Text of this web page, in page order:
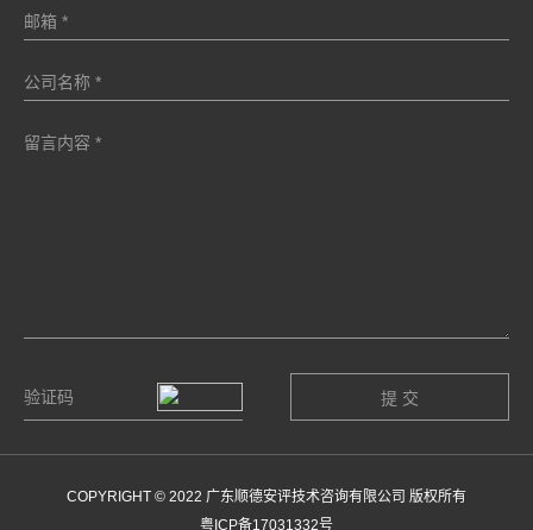
COPYRIGHT © 2022 广东顺德安评技术咨询有限公司 版权所有
粤ICP备17031332号